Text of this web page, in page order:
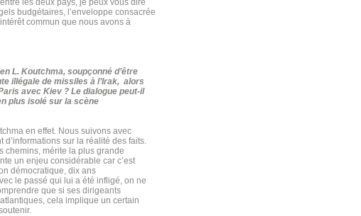
les deux pays, je peux vous dire
budgétaires, l’enveloppe consacrée
commun que nous avons à
L. Koutchma, soupçonné d’être
illégale de missiles à l’Irak, alors
avec Kiev ? Le dialogue peut-il
plus isolé sur la scène
en effet. Nous suivons avec
d’informations sur la réalité des faits.
chemins, mérite la plus grande
un enjeu considérable car c’est
démocratique, dix ans
le passé qui lui a été infligé, on ne
que si ses dirigeants
cela implique un certain